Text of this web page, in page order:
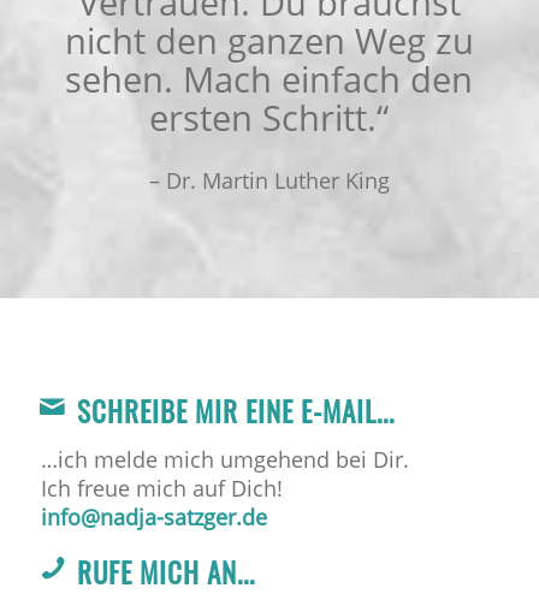
nicht den ganzen Weg zu
sehen. Mach einfach den
ersten Schritt.“
– Dr. Martin Luther King
SCHREIBE MIR EINE E-MAIL...
…ich melde mich umgehend bei Dir.
Ich freue mich auf Dich!
info@nadja-satzger.de
RUFE MICH AN...